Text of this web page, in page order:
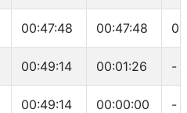
00:47:48 00:47:48
00:49:14 00:01:26 -
00:49:14 00:00:00 -